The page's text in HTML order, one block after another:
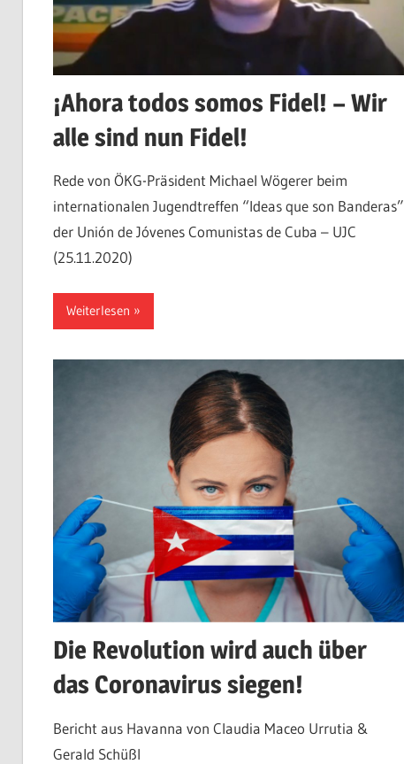
¡Ahora todos somos Fidel! – Wir
alle sind nun Fidel!
Rede von ÖKG-Präsident Michael Wögerer beim
internationalen Jugendtreffen “Ideas que son Banderas”
der Unión de Jóvenes Comunistas de Cuba – UJC
(25.11.2020)
Weiterlesen
Die Revolution wird auch über
das Coronavirus siegen!
Bericht aus Havanna von Claudia Maceo Urrutia &
Gerald Schüßl